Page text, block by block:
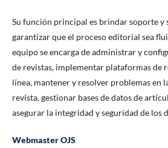
Su función principal es brindar soporte y
garantizar que el proceso editorial sea
equipo se encarga de administrar y
de revistas, implementar plataformas de
línea, mantener y resolver problemas en
revista, gestionar bases de datos de
asegurar la integridad y seguridad de los
Webmaster OJS